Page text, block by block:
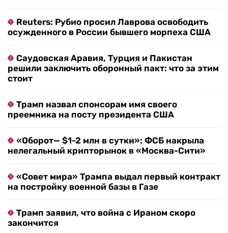
Reuters: Рубио просил Лаврова освободить
осужденного в России бывшего морпеха США
Саудовская Аравия, Турция и Пакистан
решили заключить оборонный пакт: что за этим
стоит
Трамп назвал спонсорам имя своего
преемника на посту президента США
«Оборот— $1-2 млн в сутки»: ФСБ накрыла
нелегальный крипторынок в «Москва-Сити»
«Совет мира» Трампа выдал первый контракт
на постройку военной базы в Газе
Трамп заявил, что война с Ираном скоро
закончится